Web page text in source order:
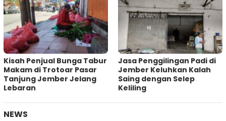
Kisah Penjual Bunga Tabur
Makam di Trotoar Pasar
Tanjung Jember Jelang
Lebaran
Jasa Penggilingan Padi di
Jember Keluhkan Kalah
Saing dengan Selep
Keliling
NEWS